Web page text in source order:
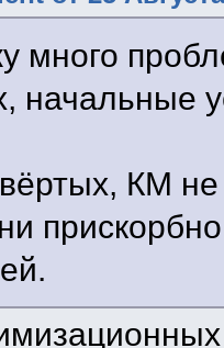
много
начальные
КМ